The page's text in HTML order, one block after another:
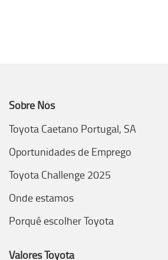
Sobre Nós
Toyota Caetano Portugal, SA
Oportunidades de Emprego
Toyota Challenge 2025
Onde estamos
Porquê escolher Toyota
Valores Toyota